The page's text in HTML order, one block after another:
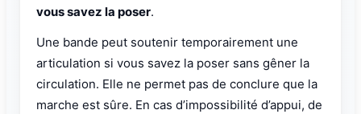
vous savez la poser.
Une bande peut soutenir temporairement une
articulation si vous savez la poser sans gêner la
circulation. Elle ne permet pas de conclure que la
marche est sûre. En cas d’impossibilité d’appui, de